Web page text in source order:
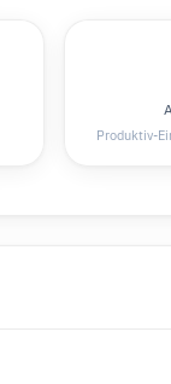
Produktiv-